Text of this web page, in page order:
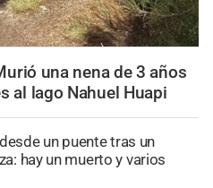
una nena de 3 años
al lago Nahuel Huapi
un puente tras un
hay un muerto y varios